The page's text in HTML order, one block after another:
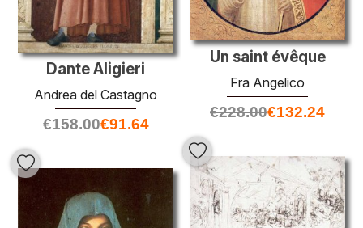
Dante Aligieri
Andrea del Castagno
€158.00€91.64
Un saint évêque
Fra Angelico
€228.00€132.24